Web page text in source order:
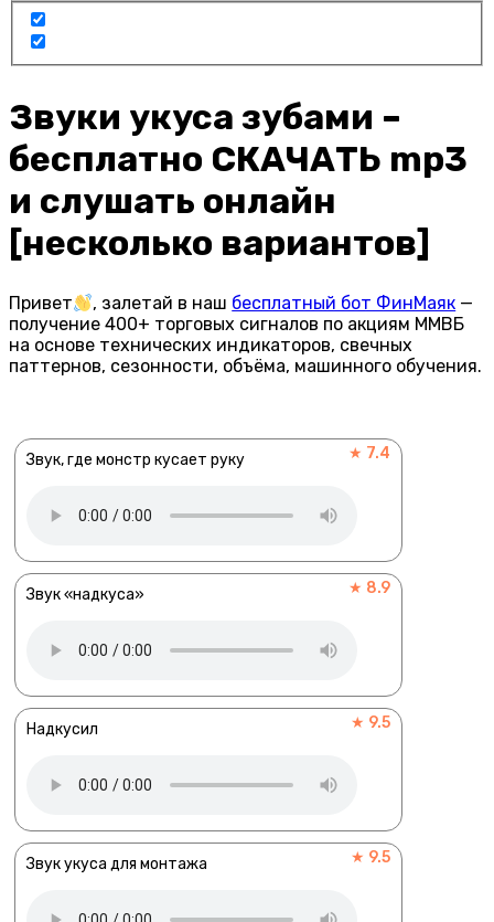
Звуки укуса зубами –
бесплатно СКАЧАТЬ mp3
и слушать онлайн
[несколько вариантов]
Привет , залетай в наш бесплатный бот ФинМаяк —
получение 400+ торговых сигналов по акциям ММВБ
на основе технических индикаторов, свечных
паттернов, сезонности, объёма, машинного обучения.
Звук, где монстр кусает руку ★ 7.4
Звук «надкуса» ★ 8.9
Надкусил ★ 9.5
Звук укуса для монтажа ★ 9.5